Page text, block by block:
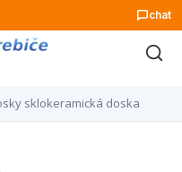
chat
sklokeramická doska